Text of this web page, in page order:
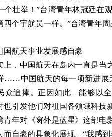
个壮举！”台湾青年林冠廷在
四个宇航员一样。”台湾青年
国航天事业发展感自豪
上，中国航天在岛内一直是当
……中国航天的每一项新进展
众追捧。正因如此，能够以
也引发他们对祖国各领域科技
青年对《窗外是蓝星》这部电
而自豪的具象化展现。“我感